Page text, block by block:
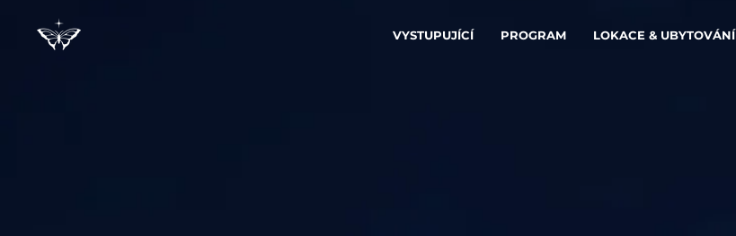
VYSTUPUJÍCÍ PROGRAM LOKACE & UBYTOVÁNÍ